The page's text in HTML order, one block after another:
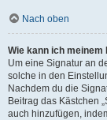
Nach oben
Wie kann ich
Um eine Signatur an
solche in den
Nachdem du die
Beitrag das Kästchen
auch hinzufügen,